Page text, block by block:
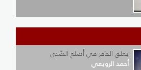
يعلق الحافر في أضلع الصّدى
أحمد الرويعي